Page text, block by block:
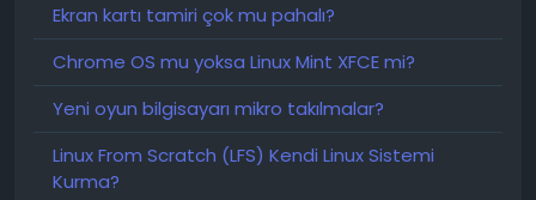
Ekran kartı tamiri çok mu pahalı?
Chrome OS mu yoksa Linux Mint XFCE mi?
Yeni oyun bilgisayarı mikro takılmalar?
Linux From Scratch (LFS) Kendi Linux Sistemi
Kurma?